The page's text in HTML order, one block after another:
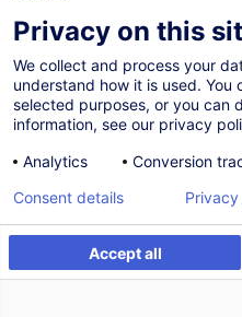
Système de
(SMP) - Secteurs
Sur demande
Privacy on this
We collect and process your
understand how it is used.
selected purposes, or you can
information, see our privacy
Analytics
Conversion
Accept all
Consent details